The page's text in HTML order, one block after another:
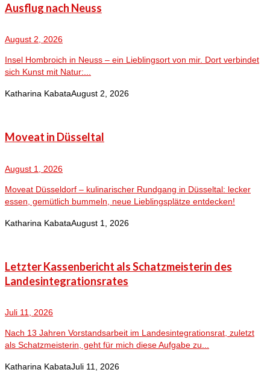
Ausflug nach Neuss
August 2, 2026
Insel Hombroich in Neuss – ein Lieblingsort von mir. Dort verbindet
sich Kunst mit Natur:...
Katharina KabataAugust 2, 2026
Moveat in Düsseltal
August 1, 2026
Moveat Düsseldorf – kulinarischer Rundgang in Düsseltal: lecker
essen, gemütlich bummeln, neue Lieblingsplätze entdecken!
Katharina KabataAugust 1, 2026
Letzter Kassenbericht als Schatzmeisterin des
Landesintegrationsrates
Juli 11, 2026
Nach 13 Jahren Vorstandsarbeit im Landesintegrationsrat, zuletzt
als Schatzmeisterin, geht für mich diese Aufgabe zu...
Katharina KabataJuli 11, 2026